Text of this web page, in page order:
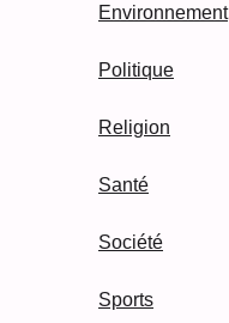
Environnement
Politique
Religion
Santé
Société
Sports